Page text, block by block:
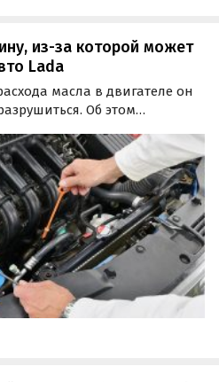
из-за которой может
Lada
масла в двигателе он
Об этом
официальной группе
пишут «Автоновости дня».